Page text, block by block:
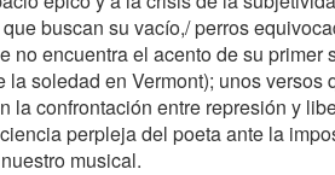
buscan su vacío,/ perros
no encuentra el acento de su primer
la soledad en Vermont); unos
la confrontación entre represión y
perpleja del poeta ante la
musical.